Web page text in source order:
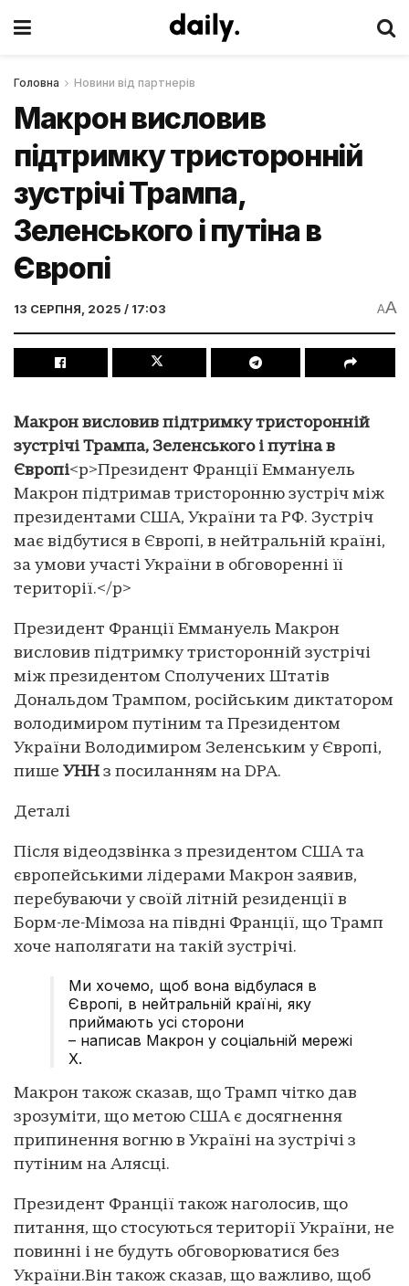
Головна Новини від партнерів
Макрон висловив
підтримку тристоронній
зустрічі Трампа,
Зеленського і путіна в
Європі
13 СЕРПНЯ, 2025 / 17:03 AA
Макрон висловив підтримку тристоронній
зустрічі Трампа, Зеленського і путіна в
Європі<p>Президент Франції Еммануель
Макрон підтримав тристоронню зустріч між
президентами США, України та РФ. Зустріч
має відбутися в Європі, в нейтральній країні,
за умови участі України в обговоренні її
території.</p>
Президент Франції Еммануель Макрон
висловив підтримку тристоронній зустрічі
між президентом Сполучених Штатів
Дональдом Трампом, російським диктатором
володимиром путіним та Президентом
України Володимиром Зеленським у Європі,
пише УНН з посиланням на DPA.
Деталі
Після відеодзвінка з президентом США та
європейськими лідерами Макрон заявив,
перебуваючи у своїй літній резиденції в
Борм-ле-Мімоза на півдні Франції, що Трамп
хоче наполягати на такій зустрічі.
Ми хочемо, щоб вона відбулася в
Європі, в нейтральній країні, яку
приймають усі сторони
– написав Макрон у соціальній мережі
X.
Макрон також сказав, що Трамп чітко дав
зрозуміти, що метою США є досягнення
припинення вогню в Україні на зустрічі з
путіним на Алясці.
Президент Франції також наголосив, що
питання, що стосуються території України, не
повинні і не будуть обговорюватися без
України.Він також сказав, що важливо, щоб